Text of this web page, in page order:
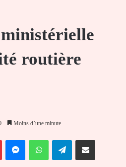
routière
Moins d’une minute
PinterestMessengerWhatsAppTelegramPartager par email